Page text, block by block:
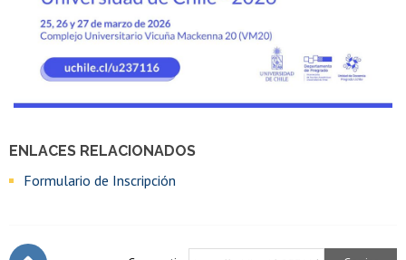
ENLACES RELACIONADOS
Formulario de Inscripción